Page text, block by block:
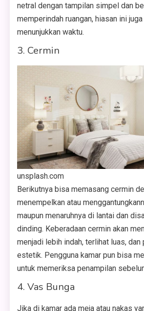
netral dengan tampilan simpel dan
memperindah ruangan, hiasan ini
menunjukkan waktu.
3. Cermin
unsplash.com
Berikutnya bisa memasang cermin
menempelkan atau
maupun menaruhnya di lantai dan
dinding. Keberadaan cermin akan
menjadi lebih indah, terlihat luas, dan
estetik. Pengguna kamar pun bisa
untuk memeriksa penampilan
4. Vas Bunga
Jika di kamar ada meja atau nakas